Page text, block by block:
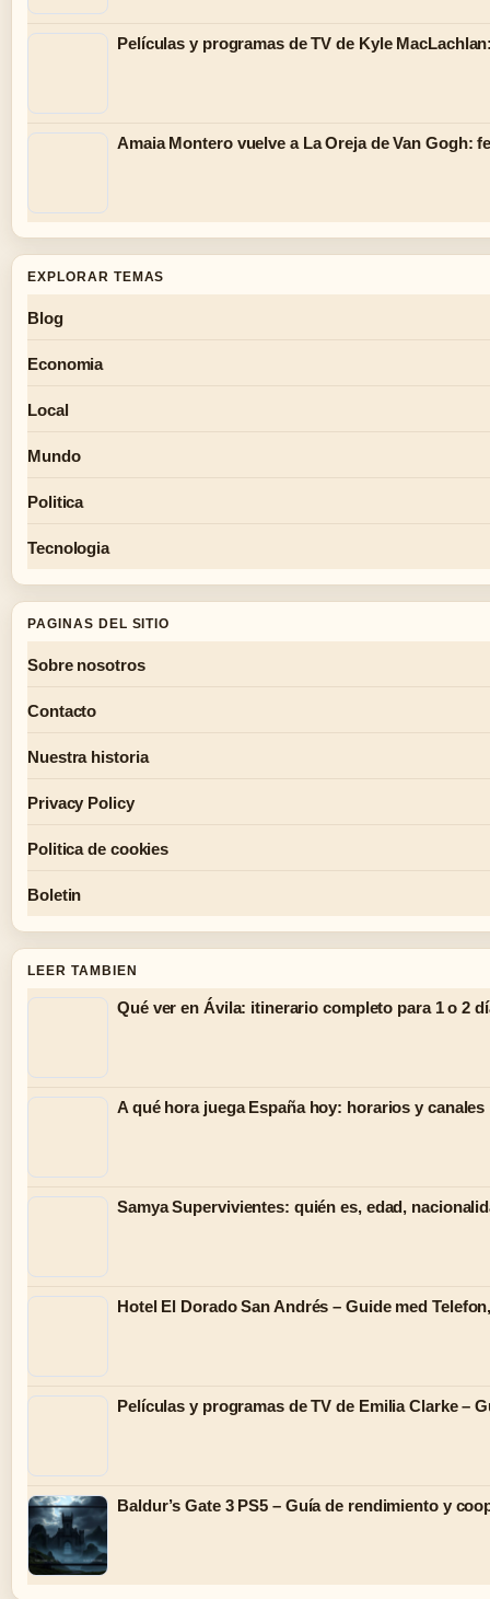
Películas y programas de TV de Kyle
Amaia Montero vuelve a La Oreja de Van Gogh:
EXPLORAR TEMAS
Blog
Economia
Local
Mundo
Politica
Tecnologia
PAGINAS DEL SITIO
Sobre nosotros
Contacto
Nuestra historia
Privacy Policy
Politica de cookies
Boletin
LEER TAMBIEN
Qué ver en Ávila: itinerario completo para 1 o 2
A qué hora juega España hoy: horarios y canales
Samya Supervivientes: quién es, edad,
Hotel El Dorado San Andrés – Guide med
Películas y programas de TV de Emilia Clarke –
Baldur’s Gate 3 PS5 – Guía de rendimiento y